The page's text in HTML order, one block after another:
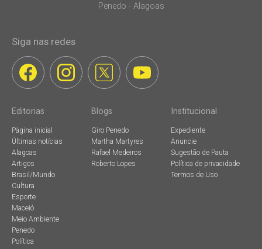
Penedo - Alagoas
Siga nas redes
Editorias
Página inicial
Últimas notícias
Alagoas
Artigos
Brasil/Mundo
Cultura
Esporte
Maceió
Meio Ambiente
Penedo
Política
Blogs
Giro Penedo
Martha Martyres
Rafael Medeiros
Roberto Lopes
Institucional
Expediente
Anuncie
Sugestão de Pauta
Política de privacidade
Termos de Uso